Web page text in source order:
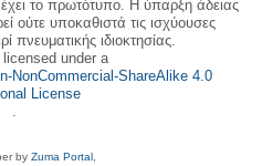
έχει το πρωτότυπο. Η ύπαρξη άδειας
ούτε υποκαθιστά τις ισχύουσες
πνευματικής ιδιοκτησίας.
under a
NonCommercial-ShareAlike 4.0
License
.
by Zuma Portal